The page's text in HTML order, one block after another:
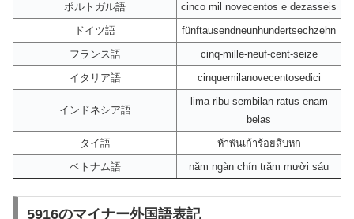
ポルトガル語
cinco mil novecentos e dezasseis
ドイツ語
fünftausendneunhundertsechzehn
フランス語
cinq-mille-neuf-cent-seize
イタリア語
cinquemilanovecentosedici
インドネシア語
lima ribu sembilan ratus enam
belas
タイ語
ห้าพันเก้าร้อยสิบหก
ベトナム語
năm ngàn chín trăm mười sáu
5916のマイナー外国語表記